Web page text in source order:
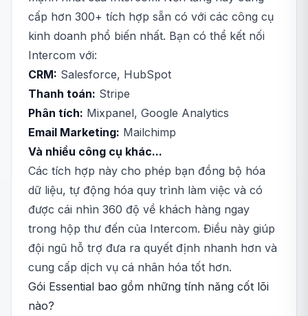
cấp hơn 300+ tích hợp sẵn có với các công cụ
kinh doanh phổ biến nhất. Bạn có thể kết nối
Intercom với:
CRM: Salesforce, HubSpot
Thanh toán: Stripe
Phân tích: Mixpanel, Google Analytics
Email Marketing: Mailchimp
Và nhiều công cụ khác...
Các tích hợp này cho phép bạn đồng bộ hóa
dữ liệu, tự động hóa quy trình làm việc và có
được cái nhìn 360 độ về khách hàng ngay
trong hộp thư đến của Intercom. Điều này giúp
đội ngũ hỗ trợ đưa ra quyết định nhanh hơn và
cung cấp dịch vụ cá nhân hóa tốt hơn.
Gói Essential bao gồm những tính năng cốt lõi
nào?